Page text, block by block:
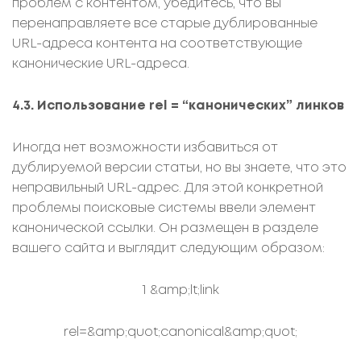
проблем с контентом, убедитесь, что вы
перенаправляете все старые дублированные
URL-адреса контента на соответствующие
канонические URL-адреса.
4.3. Использование rel = “канонических” линков
Иногда нет возможности избавиться от
дублируемой версии статьи, но вы знаете, что это
неправильный URL-адрес. Для этой конкретной
проблемы поисковые системы ввели элемент
канонической ссылки. Он размещен в разделе
вашего сайта и выглядит следующим образом:
1 &amp;lt;link
rel=&amp;quot;canonical&amp;quot;